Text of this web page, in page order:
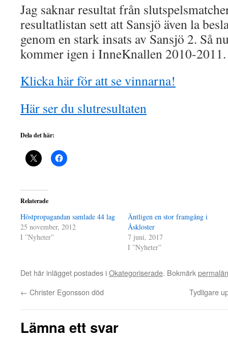
Jag saknar resultat från
resultatlistan sett att Sansjö även la
genom en stark insats av Sansjö 2. Så
kommer igen i InneKnallen 2010-2011.
Klicka här för att se vinnarna!
Här ser du slutresultaten
Dela det här:
Relaterade
Höstpropagandan samlade 44 lag
25 november, 2012
I ”Nyheter”
Äntligen en stor framgång i
Åskloster
7 juni, 2017
I ”Nyheter”
Det här inlägget postades iOkategoriserade. Bokmärk
← Christer Egonsson död Tydligare
Lämna ett svar